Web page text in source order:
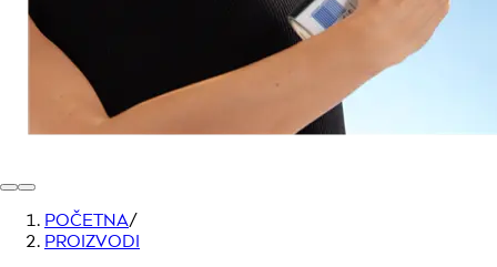
POČETNA/
PROIZVODI